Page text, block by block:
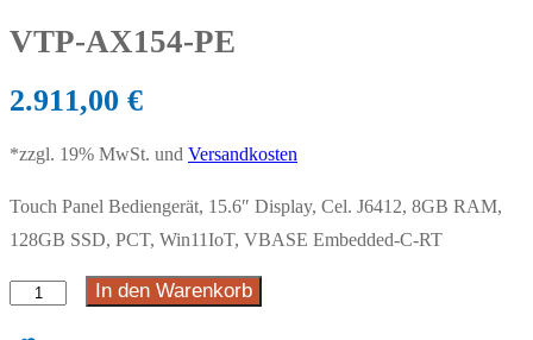
VTP-AX154-PE
2.911,00 €
*zzgl. 19% MwSt. und Versandkosten
Touch Panel Bediengerät, 15.6″ Display, Cel. J6412, 8GB RAM,
128GB SSD, PCT, Win11IoT, VBASE Embedded-C-RT
In den Warenkorb